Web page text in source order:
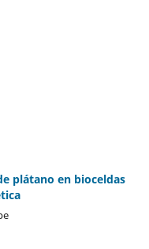
plátano en bioceldas